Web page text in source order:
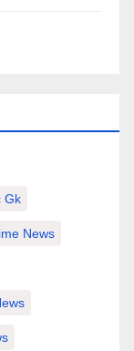
Gk
News